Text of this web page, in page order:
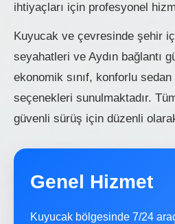
ihtiyaçları için profesyonel
Kuyucak ve çevresinde şehir
seyahatleri ve Aydın bağlantı
ekonomik sınıf, konforlu
seçenekleri sunulmaktadır.
güvenli sürüş için düzenli olarak
Genel Hizmet
Kuyucak bölgesinde 7/24